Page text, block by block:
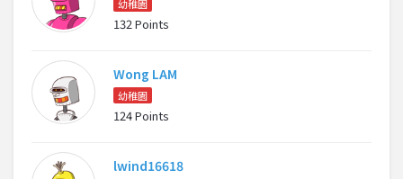
幼稚園
132 Points
Wong LAM
幼稚園
124 Points
lwind16618